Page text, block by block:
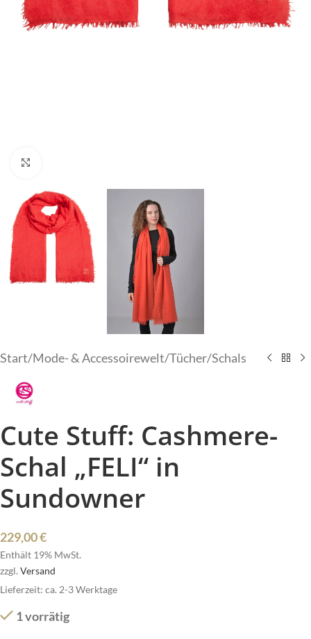
Start/Mode- & Accessoirewelt/Tücher/Schals
Cute Stuff: Cashmere-
Schal „FELI“ in
Sundowner
229,00€
Enthält 19% MwSt.
zzgl. Versand
Lieferzeit: ca. 2-3 Werktage
1 vorrätig